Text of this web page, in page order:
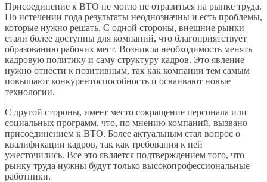
Присоединение к ВТО не могло не отразиться на рынке труда.
По истечении года результаты неоднозначны и есть проблемы,
которые нужно решать. С одной стороны, внешние рынки
стали более доступны для компаний, что благоприятствует
образованию рабочих мест. Возникла необходимость менять
кадровую политику и саму структуру кадров. Это явление
нужно отнести к позитивным, так как компании тем самым
повышают конкурентоспособность и осваивают новые
технологии.
С другой стороны, имеет место сокращение персонала или
социальных программ, что, по мнению компаний, вызвано
присоединением к ВТО. Более актуальным стал вопрос о
квалификации кадров, так как требования к ней
ужесточились. Все это является подтверждением того, что
рынку труда нужны будут только высокопрофессиональные
работники.